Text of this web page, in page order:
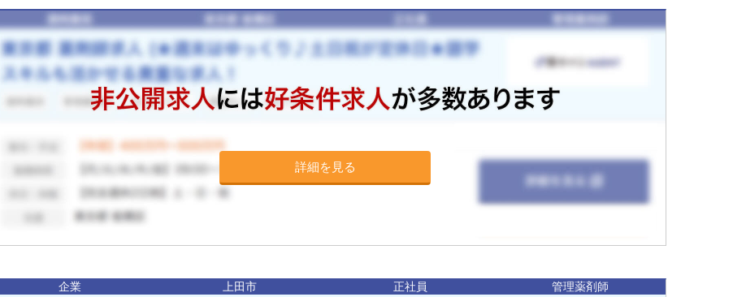
詳細を見る
企業 上田市 正社員 管理薬剤師